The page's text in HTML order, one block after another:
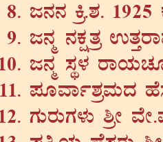
d£À£À Qæ.±À. 1925
d£Àä £ÀPÀëvÀæ
d£Àä ¸ÀÜ¼À
¥ÀÆªÁð±ÀæªÀÄzÀ
UÀÄgÀÄUÀ¼ÀÄ ²æÃ